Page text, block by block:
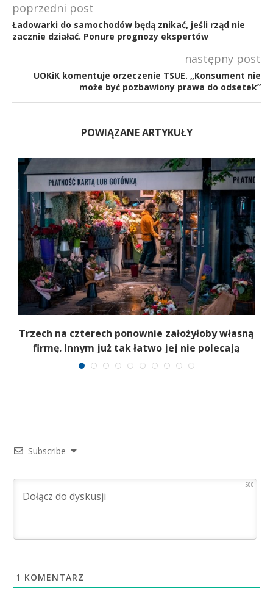
poprzedni post
Ładowarki do samochodów będą znikać, jeśli rząd nie
zacznie działać. Ponure prognozy ekspertów
następny post
UOKiK komentuje orzeczenie TSUE. „Konsument nie
może być pozbawiony prawa do odsetek”
POWIĄZANE ARTYKUŁY
Trzech na czterech ponownie założyłoby własną
firmę. Innym już tak łatwo jej nie polecają
Subscribe
500
1 KOMENTARZ